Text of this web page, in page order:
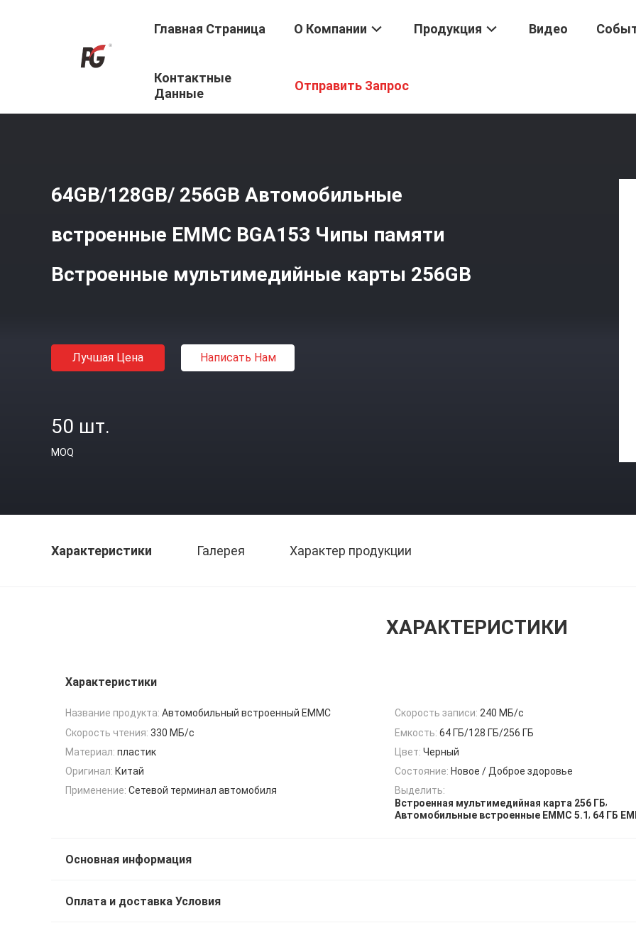
Главная Страница О Компании Продукция Видео
Контактные
Данные
Отправить Запрос
Продукция / Автомобильный EMMC5.1
64GB/128GB/ 256GB Автомобильные
встроенные EMMC BGA153 Чипы памяти
Встроенные мультимедийные карты 256GB
Лучшая Цена Написать Нам
50 шт.
MOQ
Характеристики Галерея Характер продукции
ХАРАКТЕРИСТИКИ
Характеристики
Название продукта: Автомобильный встроенный EMMC Скорость записи: 240 МБ/с
Скорость чтения: 330 МБ/с Емкость: 64 ГБ/128 ГБ/256 ГБ
Материал: пластик Цвет: Черный
Оригинал: Китай Состояние: Новое / Доброе здоровье
Применение: Сетевой терминал автомобиля
Выделить:
Встроенная мультимедийная карта 256 ГБ,
Автомобильные встроенные EMMC 5.1, 64 ГБ
Основная информация
Оплата и доставка Условия